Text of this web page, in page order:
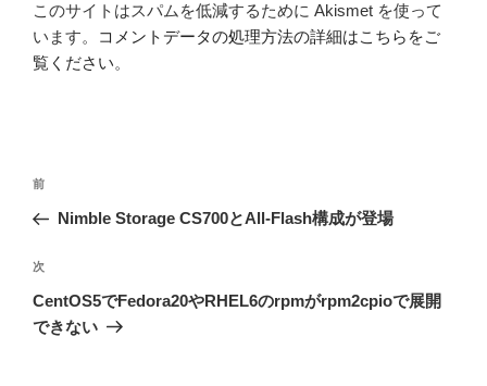
このサイトはスパムを低減するために Akismet を使って
います。
コメントデータの処理方法の詳細はこちらをご
覧ください。
投
ナ
ビ
ゲ
ー
前
の
稿
前
Nimble Storage CS700とAll-Flash構成が登場
次
の
投
次
CentOS5でFedora20やRHEL6のrpmがrpm2cpioで展開
できない